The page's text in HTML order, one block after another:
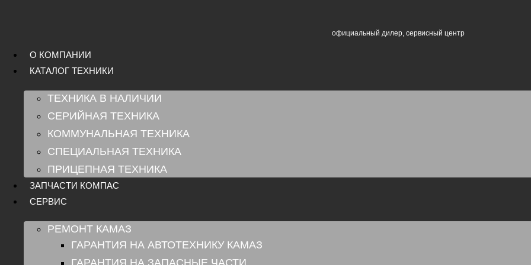
официальный дилер, сервисный центр
О КОМПАНИИ
КАТАЛОГ ТЕХНИКИ
ТЕХНИКА В НАЛИЧИИ
СЕРИЙНАЯ ТЕХНИКА
КОММУНАЛЬНАЯ ТЕХНИКА
СПЕЦИАЛЬНАЯ ТЕХНИКА
ПРИЦЕПНАЯ ТЕХНИКА
ЗАПЧАСТИ КОМПАС
СЕРВИС
РЕМОНТ КАМАЗ
ГАРАНТИЯ НА АВТОТЕХНИКУ КАМАЗ